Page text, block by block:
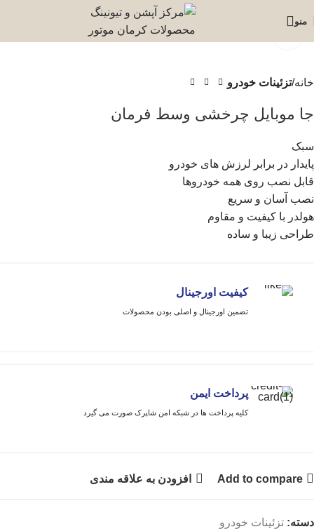
منو
برای بزرگنمایی کلیک کنید
خانه تزئینات خودرو
جا موبایل چرخشی وسط فرمان
سبک
پایدار در برابر لرزش های خودرو
قابل نصب روی همه خودروها
نصب آسان و سریع
هولدر با کیفیت و مقاوم
طراحی زیبا و ساده
کیفیت اورجینال
تضمین اورجینال و اصلی بودن محصولات
پرداخت ایمن
کلیه پرداخت ها در شبکه امن شاپرک صورت می گیرد
Add to compare افزودن به علاقه مندی
دسته: تزئینات خودرو